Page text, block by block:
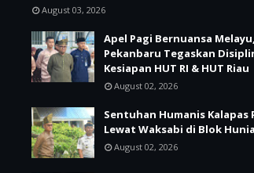
August 03, 2026
Apel Pagi Bernuansa
Pekanbaru Tegaskan
Kesiapan HUT RI & HUT Riau
August 02, 2026
Sentuhan Humanis Kalapas
Lewat Waksabi di Blok
August 02, 2026